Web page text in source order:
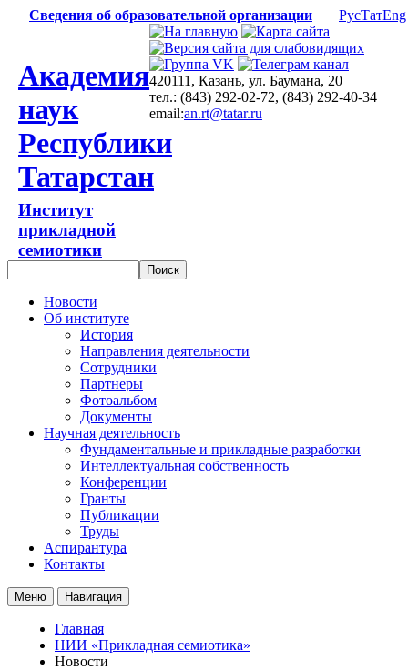
Сведения об образовательной организации РусТатEng
Академия
наук
Республики
Татарстан
Институт
прикладной
семиотики
420111, Казань, ул. Баумана, 20
тел.: (843) 292-02-72, (843) 292-40-34
email:an.rt@tatar.ru
Новости
Об институте
История
Направления деятельности
Сотрудники
Партнеры
Фотоальбом
Документы
Научная деятельность
Фундаментальные и прикладные разработки
Интеллектуальная собственность
Конференции
Гранты
Публикации
Труды
Аспирантура
Контакты
Меню Навигация
Главная
НИИ «Прикладная семиотика»
Новости